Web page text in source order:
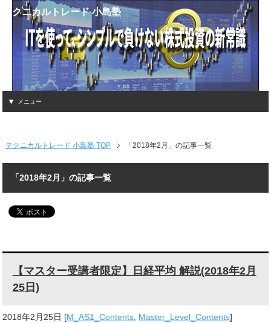
テクニカルトレード 小島塾
メニュー
テクニカルトレード 小島塾 TOP 「2018年2月」の記事一覧
「2018年2月」の記事一覧
【マスター受講者限定】日経平均 解説(2018年2月
25日)
2018年2月25日 [M_AS1_Contents, Master_Level_Contents]